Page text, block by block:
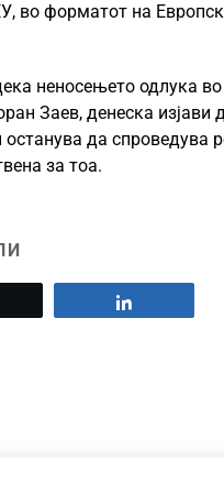
во форматот на
неносењето одлука
Заев, денеска изјави
да спроведува
за тоа.